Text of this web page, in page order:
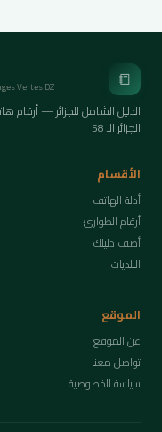
📒
Vertes DZ
الدليل الشامل للجزائر — أرقام
الجزائر الـ 58
الأقسام
أدلة الهاتف
أرقام الطوارئ
أضف دليلك
البلديات
الموقع
عن الموقع
تواصل معنا
سياسة الخصوصية